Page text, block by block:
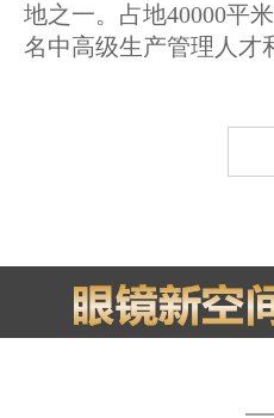
地之一。占地40000平
名中高级生产管理人才